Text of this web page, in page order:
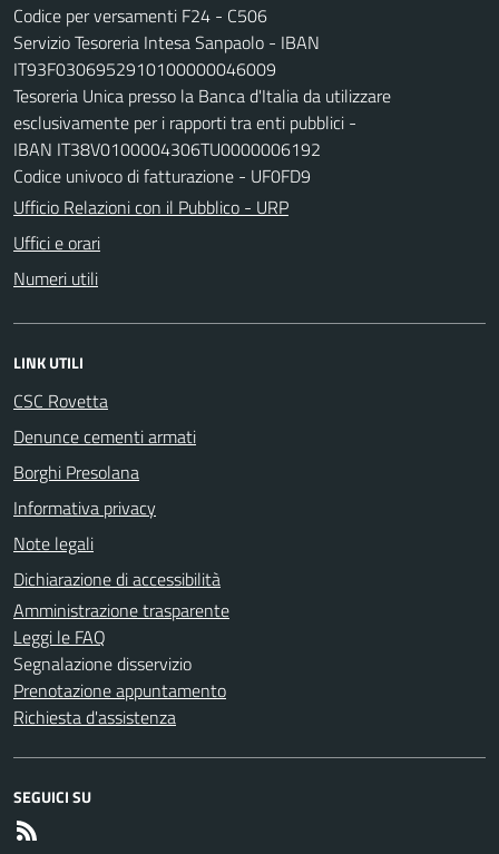
Codice per versamenti F24 - C506
Servizio Tesoreria Intesa Sanpaolo - IBAN
IT93F0306952910100000046009
Tesoreria Unica presso la Banca d'Italia da utilizzare
esclusivamente per i rapporti tra enti pubblici -
IBAN IT38V0100004306TU0000006192
Codice univoco di fatturazione - UF0FD9
Ufficio Relazioni con il Pubblico - URP
Uffici e orari
Numeri utili
LINK UTILI
CSC Rovetta
Denunce cementi armati
Borghi Presolana
Informativa privacy
Note legali
Dichiarazione di accessibilità
Amministrazione trasparente
Leggi le FAQ
Segnalazione disservizio
Prenotazione appuntamento
Richiesta d'assistenza
SEGUICI SU